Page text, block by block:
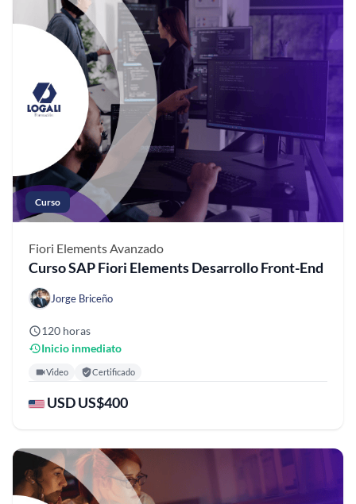
Curso
Fiori ElementsAvanzado
Curso SAP Fiori Elements Desarrollo Front-End
Jorge Briceño
120 horas
Inicio inmediato
Video Certificado
USD US$400